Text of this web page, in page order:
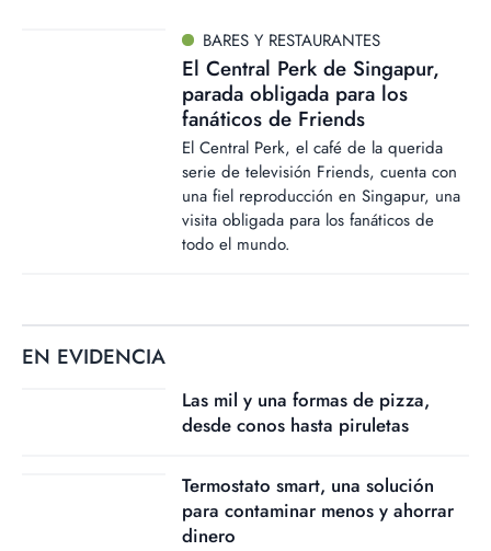
BARES Y RESTAURANTES
El Central Perk de Singapur,
parada obligada para los
fanáticos de Friends
El Central Perk, el café de la querida
serie de televisión Friends, cuenta con
una fiel reproducción en Singapur, una
visita obligada para los fanáticos de
todo el mundo.
EN EVIDENCIA
Las mil y una formas de pizza,
desde conos hasta piruletas
Termostato smart, una solución
para contaminar menos y ahorrar
dinero